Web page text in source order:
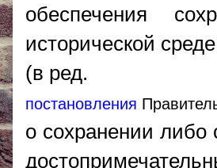
обеспечения
исторической
(в ред.
постановления
о сохранении либо